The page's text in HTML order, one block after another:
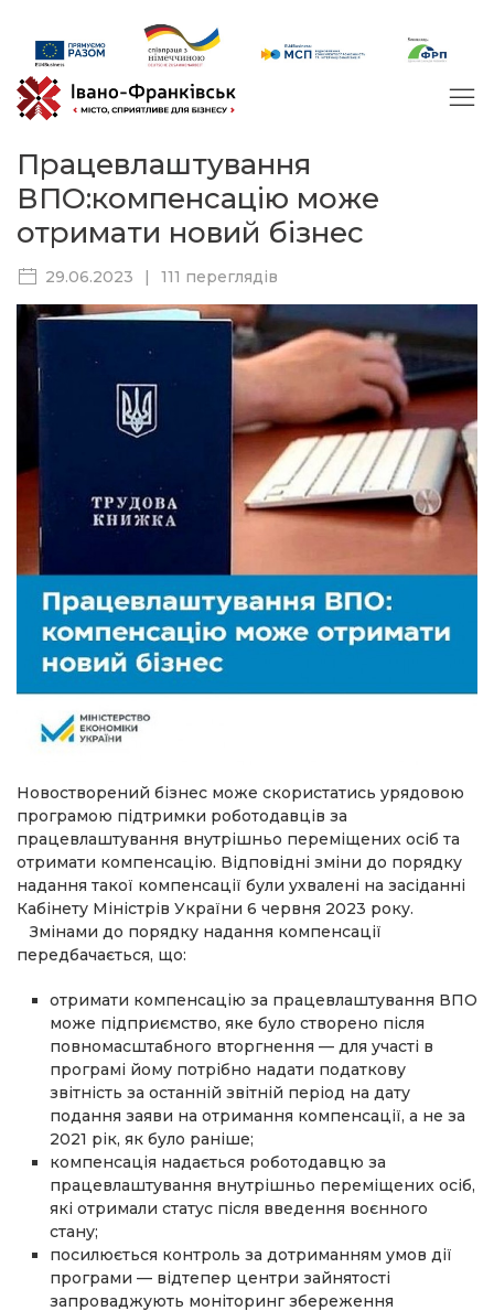
Працевлаштування
ВПО:компенсацію може
отримати новий бізнес
29.06.2023 | 111 переглядів
Новостворений бізнес може скористатись урядовою
програмою підтримки роботодавців за
працевлаштування внутрішньо переміщених осіб та
отримати компенсацію. Відповідні зміни до порядку
надання такої компенсації були ухвалені на засіданні
Кабінету Міністрів України 6 червня 2023 року.
Змінами до порядку надання компенсації
передбачається, що:
отримати компенсацію за працевлаштування ВПО
може підприємство, яке було створено після
повномасштабного вторгнення — для участі в
програмі йому потрібно надати податкову
звітність за останній звітній період на дату
подання заяви на отримання компенсації, а не за
2021 рік, як було раніше;
компенсація надається роботодавцю за
працевлаштування внутрішньо переміщених осіб,
які отримали статус після введення воєнного
стану;
посилюється контроль за дотриманням умов дії
програми — відтепер центри зайнятості
запроваджують моніторинг збереження